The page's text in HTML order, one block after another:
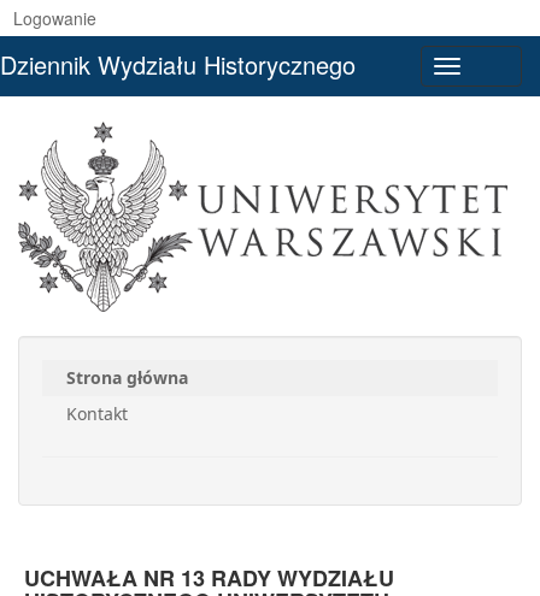
Logowanie
Dziennik Wydziału Historycznego
Strona główna
Kontakt
UCHWAŁA NR 13 RADY WYDZIAŁU